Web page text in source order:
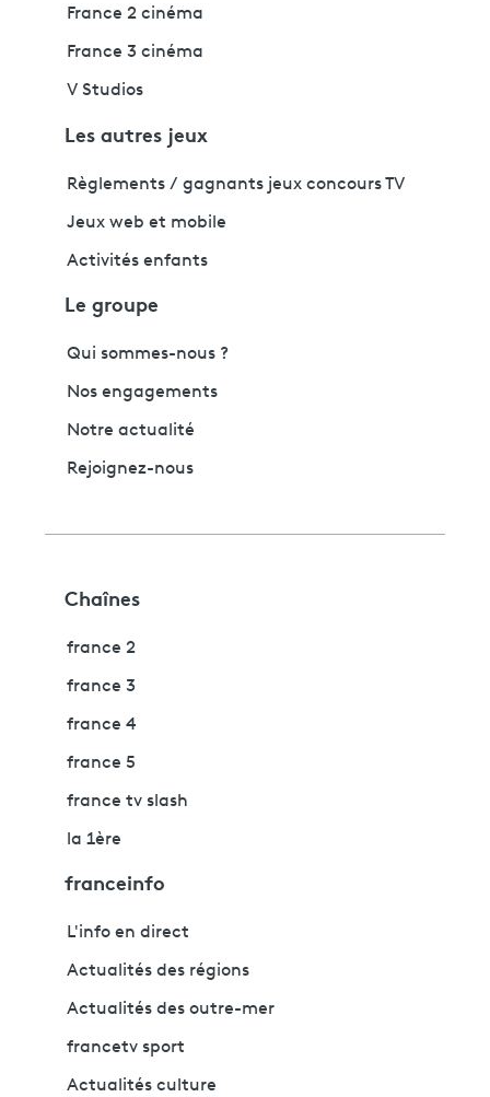
France 2 cinéma
France 3 cinéma
V Studios
Les autres jeux
Règlements / gagnants jeux concours TV
Jeux web et mobile
Activités enfants
Le groupe
Qui sommes-nous ?
Nos engagements
Notre actualité
Rejoignez-nous
Chaînes
france 2
france 3
france 4
france 5
france tv slash
la 1ère
franceinfo
L'info en direct
Actualités des régions
Actualités des outre-mer
francetv sport
Actualités culture